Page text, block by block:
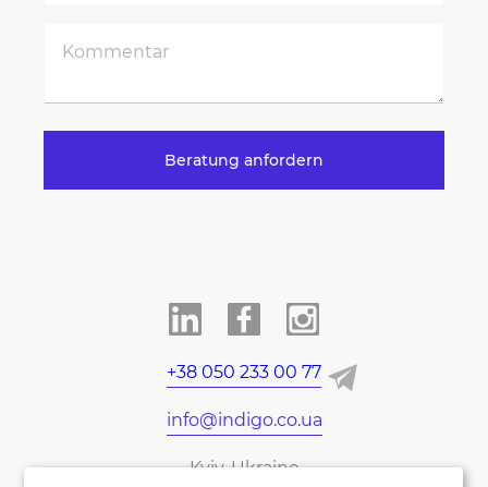
+38 050 233 00 77
info@indigo.co.ua
Kyiv, Ukraine
Beratung anfordern